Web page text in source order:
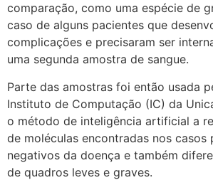
comparação, como uma espécie de
caso de alguns pacientes que
complicações e precisaram ser
uma segunda amostra de sangue.
Parte das amostras foi então usada
Instituto de Computação (IC) da
o método de inteligência artificial a
de moléculas encontradas nos casos
negativos da doença e também
de quadros leves e graves.